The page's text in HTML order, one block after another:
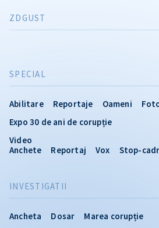
INVESTIGATII
Ancheta Dosar
Marea corupție
SPECIAL
Abilitare Reportaje Oameni
Expo 30 de ani de corupție
Video
Anchete
Reportaj Vox Stop-
ZDGUST